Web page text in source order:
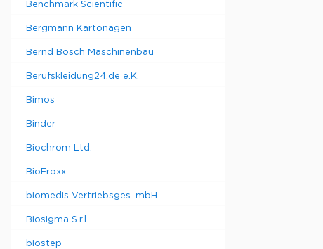
Benchmark Scientific
Bergmann Kartonagen
Bernd Bosch Maschinenbau
Berufskleidung24.de e.K.
Bimos
Binder
Biochrom Ltd.
BioFroxx
biomedis Vertriebsges. mbH
Biosigma S.r.l.
biostep